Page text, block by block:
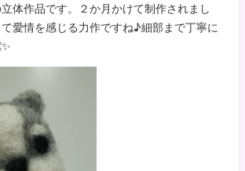
体作品です。２か月かけて制作されまし
愛情を感じる力作ですね♪細部まで丁寧に